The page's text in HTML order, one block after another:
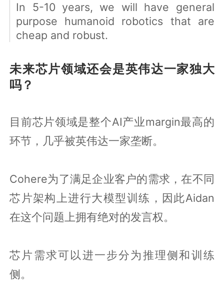
In 5-10 years, we will have general
purpose humanoid robotics that are
cheap and robust.
未来芯片领域还会是英伟达一家独大
吗？
目前芯片领域是整个AI产业margin最高的
环节，几乎被英伟达一家垄断。
Cohere为了满足企业客户的需求，在不同
芯片架构上进行大模型训练，因此Aidan
在这个问题上拥有绝对的发言权。
芯片需求可以进一步分为推理侧和训练
侧。